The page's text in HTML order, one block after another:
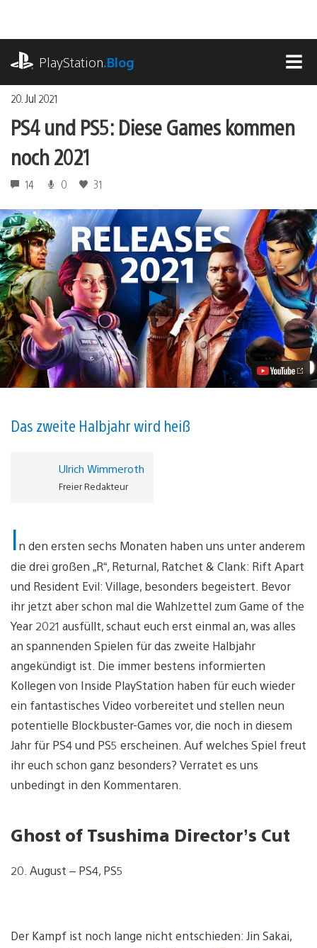
springen
PlayStation.Blog
20. Jul 2021
PS4 und PS5: Diese Games kommen
noch 2021
14 0 31
PS4
und
PS5:
Diese
Games
kommen
noch
2021
Das zweite Halbjahr wird heiß
Ulrich Wimmeroth
Freier Redakteur
In den ersten sechs Monaten haben uns unter anderem
die drei großen „R“, Returnal, Ratchet & Clank: Rift Apart
und Resident Evil: Village, besonders begeistert. Bevor
ihr jetzt aber schon mal die Wahlzettel zum Game of the
Year 2021 ausfüllt, schaut euch erst einmal an, was alles
an spannenden Spielen für das zweite Halbjahr
angekündigt ist. Die immer bestens informierten
Kollegen von Inside PlayStation haben für euch wieder
ein fantastisches Video vorbereitet und stellen neun
potentielle Blockbuster-Games vor, die noch in diesem
Jahr für PS4 und PS5 erscheinen. Auf welches Spiel freut
ihr euch schon ganz besonders? Verratet es uns
unbedingt in den Kommentaren.
Ghost of Tsushima Director’s Cut
20. August – PS4, PS5
Der Kampf ist noch lange nicht entschieden: Jin Sakai,